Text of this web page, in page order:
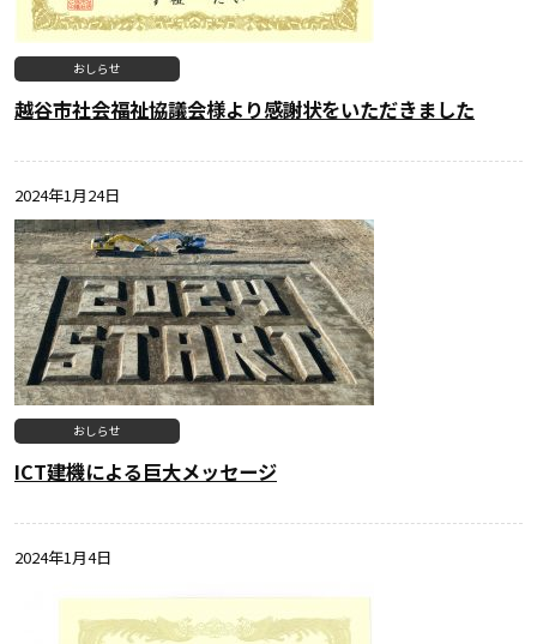
越谷市社会福祉協議会様より感謝状をいただきました
おしらせ
2024年1月24日
ICT建機による巨大メッセージ
おしらせ
2024年1月4日